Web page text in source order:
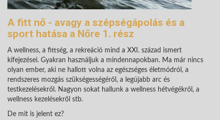
A fitt nő - avagy a szépségápolás és a
sport hatása a Nőre 1. rész
A wellness, a fittség, a rekreáció mind a XXI. század ismert
kifejezései. Gyakran használjuk a mindennapokban. Ma már nincs
olyan ember, aki ne hallott volna az egészséges életmódról, a
rendszeres mozgás szükségességéről, a legújabb arc és
testkezelésekről. Nagyon sokat hallunk a wellness hétvégékről, a
wellness kezelésekről stb.
De mit is jelent ez?